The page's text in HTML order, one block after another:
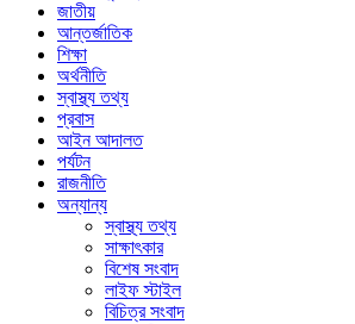
জাতীয়
আন্তর্জাতিক
শিক্ষা
অর্থনীতি
স্বাস্থ্য তথ্য
প্রবাস
আইন আদালত
পর্যটন
রাজনীতি
অন্যান্য
স্বাস্থ্য তথ্য
সাক্ষাৎকার
বিশেষ সংবাদ
লাইফ স্টাইল
বিচিত্র সংবাদ